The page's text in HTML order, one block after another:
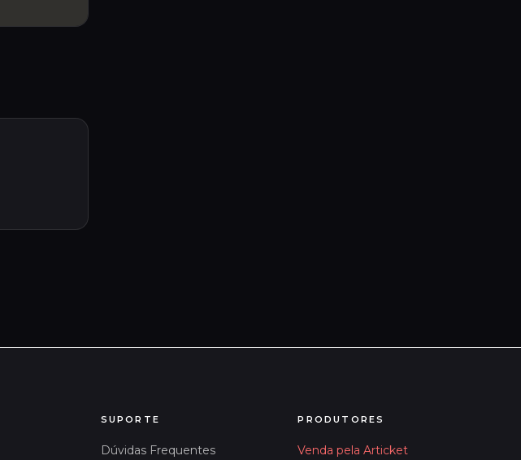
SUPORTE
Dúvidas Frequentes
PRODUTORES
Venda pela Articket